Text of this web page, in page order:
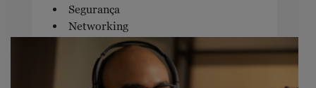
Segurança
Networking
Software